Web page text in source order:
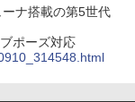
ナ搭載の第5世代
ポーズ対応